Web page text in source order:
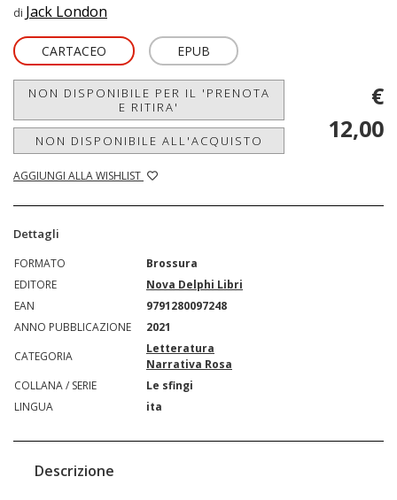
di Jack London
CARTACEO EPUB
NON DISPONIBILE PER IL 'PRENOTA
E RITIRA'
NON DISPONIBILE ALL'ACQUISTO
AGGIUNGI ALLA WISHLIST
€
12,00
Dettagli
FORMATO
Brossura
EDITORE
Nova Delphi Libri
EAN
9791280097248
ANNO PUBBLICAZIONE
2021
CATEGORIA
Letteratura
Narrativa Rosa
COLLANA / SERIE
Le sfingi
LINGUA
ita
Descrizione